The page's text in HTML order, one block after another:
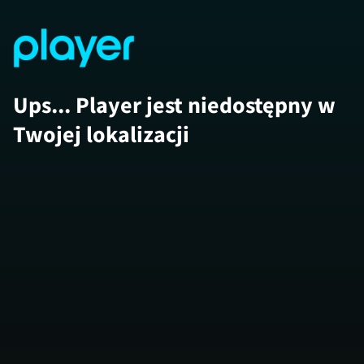
Ups... Player jest niedostępny w
Twojej lokalizacji